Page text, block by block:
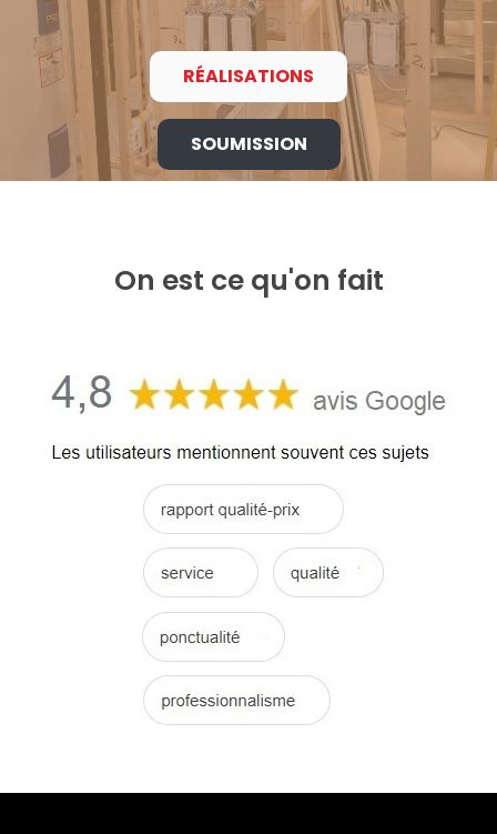
RÉALISATIONS
SOUMISSION
On est ce qu'on fait